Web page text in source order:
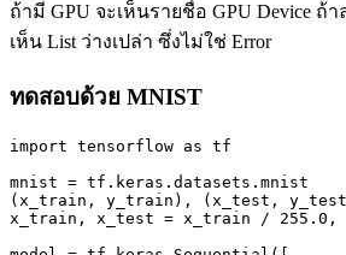
ถ้ามี GPU จะเห็นรายชื่อ GPU Device ถ้า
เห็น List ว่างเปล่า ซึ่งไม่ใช่ Error
ทดสอบด้วย MNIST
import tensorflow as tf
mnist = tf.keras.datasets.mnist
(x_train, y_train), (x_test,
x_train, x_test = x_train / 255.0,